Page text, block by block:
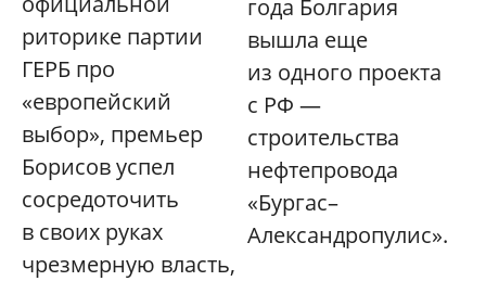
года Болгария
вышла еще
из одного проекта
с РФ —
строительства
нефтепровода
«Бургас–
Александропулис».
риторике партии
ГЕРБ про
«европейский
выбор», премьер
Борисов успел
сосредоточить
в своих руках
чрезмерную власть,